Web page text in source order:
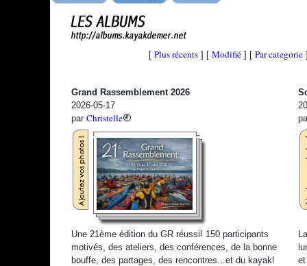
[ Plus récents ] [ Modifié ] [ Par categorie
Grand Rassemblement 2026
2026-05-17
par Christelle
Une 21ème édition du GR réussi! 150 participants
motivés, des ateliers, des conférences, de la bonne
bouffe, des partages, des rencontres...et du kayak!